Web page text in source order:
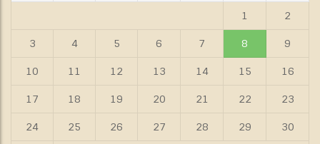
1 2
3 4 5 6 7 8 9
10 11 12 13 14 15 16
17 18 19 20 21 22 23
24 25 26 27 28 29 30